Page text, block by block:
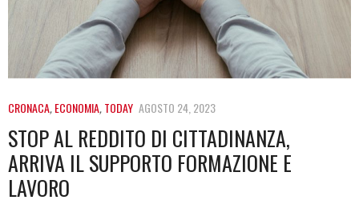
CRONACA,ECONOMIA,TODAY AGOSTO 24, 2023
STOP AL REDDITO DI CITTADINANZA,
ARRIVA IL SUPPORTO FORMAZIONE E
LAVORO